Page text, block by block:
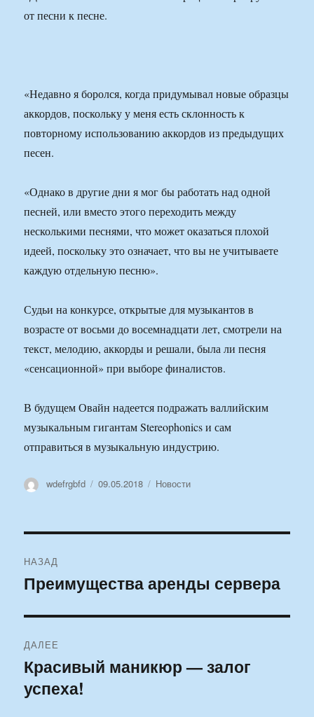
от песни к песне.
«Недавно я боролся, когда придумывал новые образцы
аккордов, поскольку у меня есть склонность к
повторному использованию аккордов из предыдущих
песен.
«Однако в другие дни я мог бы работать над одной
песней, или вместо этого переходить между
несколькими песнями, что может оказаться плохой
идеей, поскольку это означает, что вы не учитываете
каждую отдельную песню».
Судьи на конкурсе, открытые для музыкантов в
возрасте от восьми до восемнадцати лет, смотрели на
текст, мелодию, аккорды и решали, была ли песня
«сенсационной» при выборе финалистов.
В будущем Овайн надеется подражать валлийским
музыкальным гигантам Stereophonics и сам
отправиться в музыкальную индустрию.
Автор
wdefrgbfd Опубликовано
09.05.2018 Рубрики
Новости
по
НАЗАД
Предыдущая
Преимущества аренды сервера
ДАЛЕЕ
Следующая
запись:
Красивый маникюр — залог
успеха!